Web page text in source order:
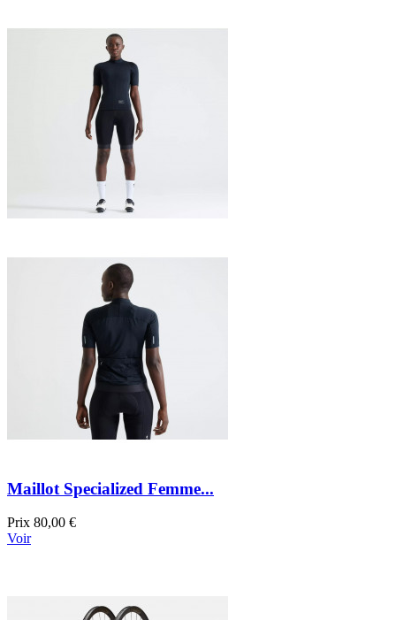
Maillot Specialized Femme...
Prix 80,00 €
Voir